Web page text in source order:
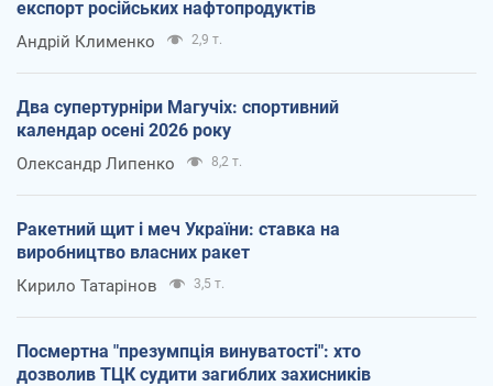
експорт російських нафтопродуктів
Андрій Клименко 2,9 т.
Два супертурніри Магучіх: спортивний
календар осені 2026 року
Олександр Липенко 8,2 т.
Ракетний щит і меч України: ставка на
виробництво власних ракет
Кирило Татарінов 3,5 т.
Посмертна "презумпція винуватості": хто
дозволив ТЦК судити загиблих захисників